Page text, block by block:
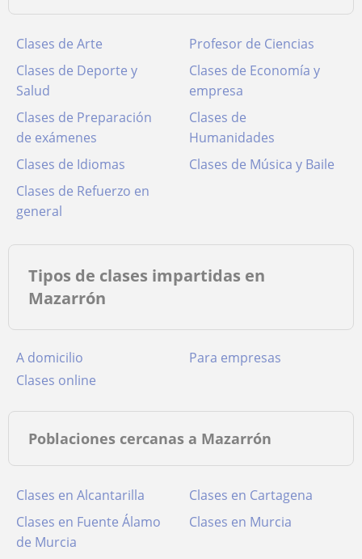
Clases de Arte
Profesor de Ciencias
Clases de Deporte y
Salud
Clases de Economía y
empresa
Clases de Preparación
de exámenes
Clases de
Humanidades
Clases de Idiomas
Clases de Música y Baile
Clases de Refuerzo en
general
Tipos de clases impartidas en
Mazarrón
a domicilio
para empresas
clases online
Poblaciones cercanas a Mazarrón
Clases en Alcantarilla
Clases en Cartagena
Clases en Fuente Álamo
de Murcia
Clases en Murcia